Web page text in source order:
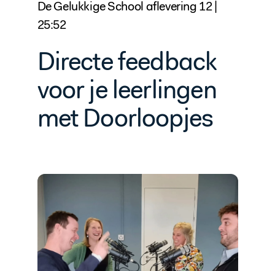
De Gelukkige School aflevering 12 |
25:52
Directe feedback
voor je leerlingen
met Doorloopjes